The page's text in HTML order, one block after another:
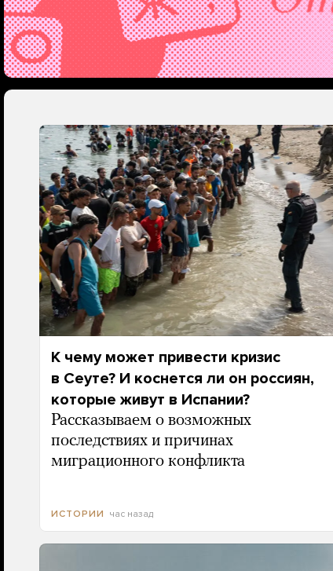
К чему может привести кризис
в Сеуте? И коснется ли он россиян,
которые живут в Испании?
Рассказываем о возможных
последствиях и причинах
миграционного конфликта
ИСТОРИИ час назад